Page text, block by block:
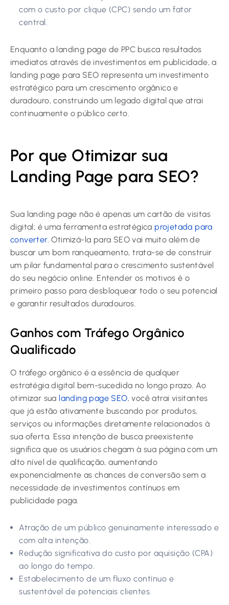
com o custo por clique (CPC) sendo um fator
central.
Enquanto a landing page de PPC busca resultados
imediatos através de investimentos em publicidade, a
landing page para SEO representa um investimento
estratégico para um crescimento orgânico e
duradouro, construindo um legado digital que atrai
continuamente o público certo.
Por que Otimizar sua
Landing Page para SEO?
Sua landing page não é apenas um cartão de visitas
digital; é uma ferramenta estratégica projetada para
converter. Otimizá-la para SEO vai muito além de
buscar um bom ranqueamento, trata-se de construir
um pilar fundamental para o crescimento sustentável
do seu negócio online. Entender os motivos é o
primeiro passo para desbloquear todo o seu potencial
e garantir resultados duradouros.
Ganhos com Tráfego Orgânico
Qualificado
O tráfego orgânico é a essência de qualquer
estratégia digital bem-sucedida no longo prazo. Ao
otimizar sua landing page SEO, você atrai visitantes
que já estão ativamente buscando por produtos,
serviços ou informações diretamente relacionados à
sua oferta. Essa intenção de busca preexistente
significa que os usuários chegam à sua página com um
alto nível de qualificação, aumentando
exponencialmente as chances de conversão sem a
necessidade de investimentos contínuos em
publicidade paga.
Atração de um público genuinamente interessado e
com alta intenção.
Redução significativa do custo por aquisição (CPA)
ao longo do tempo.
Estabelecimento de um fluxo contínuo e
sustentável de potenciais clientes.